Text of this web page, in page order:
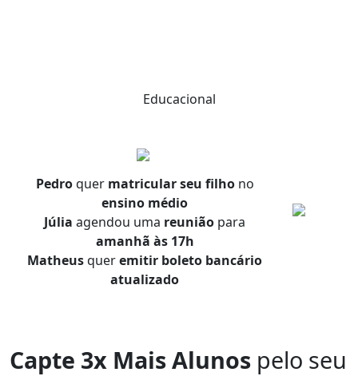
Educacional
Capte 3x Mais Alunos pelo seu
Pedroquer matricular seu filhono
ensino médio
Júlia agendou uma reunião para
amanhã às 17h
Matheusqueremitir boleto bancário
atualizado